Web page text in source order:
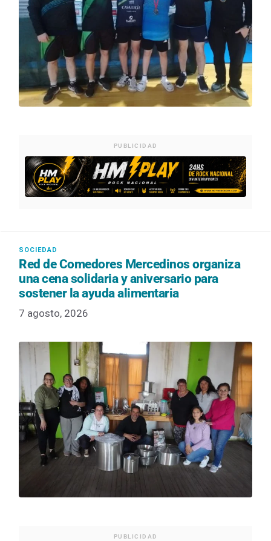
PUBLICIDAD
Red de Comedores Mercedinos organiza
una cena solidaria y aniversario para
sostener la ayuda alimentaria
7 agosto, 2026
PUBLICIDAD